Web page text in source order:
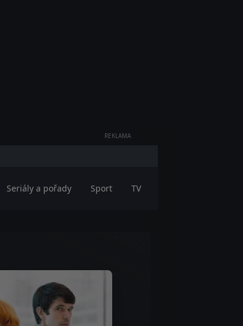
REKLAMA
Seriály a pořady Sport TV